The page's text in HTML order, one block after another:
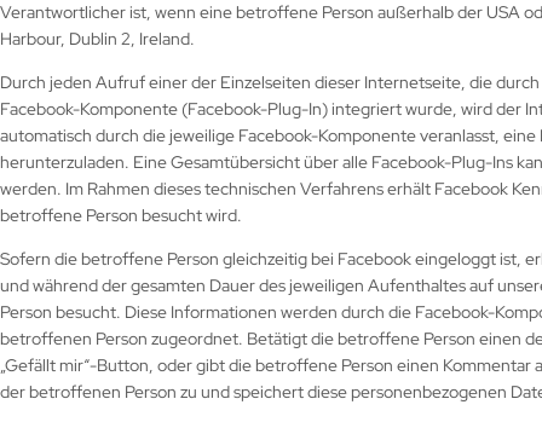
Verantwortlicher ist, wenn eine betroffene Person außerhalb der USA
Harbour, Dublin 2, Ireland.
Durch jeden Aufruf einer der Einzelseiten dieser Internetseite, die
Facebook-Komponente (Facebook-Plug-In) integriert wurde, wird der
automatisch durch die jeweilige Facebook-Komponente veranlasst,
herunterzuladen. Eine Gesamtübersicht über alle Facebook-Plug-Ins
werden. Im Rahmen dieses technischen Verfahrens erhält Facebook
betroffene Person besucht wird.
Sofern die betroffene Person gleichzeitig bei Facebook eingeloggt ist,
und während der gesamten Dauer des jeweiligen Aufenthaltes auf
Person besucht. Diese Informationen werden durch die Facebook-
betroffenen Person zugeordnet. Betätigt die betroffene Person einen
„Gefällt mir“-Button, oder gibt die betroffene Person einen
der betroffenen Person zu und speichert diese personenbezogenen